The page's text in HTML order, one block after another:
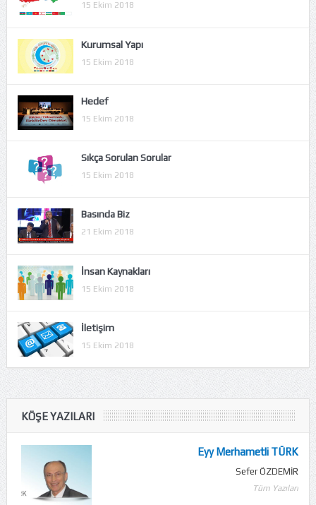
15 Ekim 2018
Kurumsal Yapı
15 Ekim 2018
Hedef
15 Ekim 2018
Sıkça Sorulan Sorular
15 Ekim 2018
Basında Biz
21 Ekim 2018
İnsan Kaynakları
15 Ekim 2018
İletişim
15 Ekim 2018
KÖŞE YAZILARI
Eyy Merhametli TÜRK
Sefer ÖZDEMİR
Tüm Yazıları